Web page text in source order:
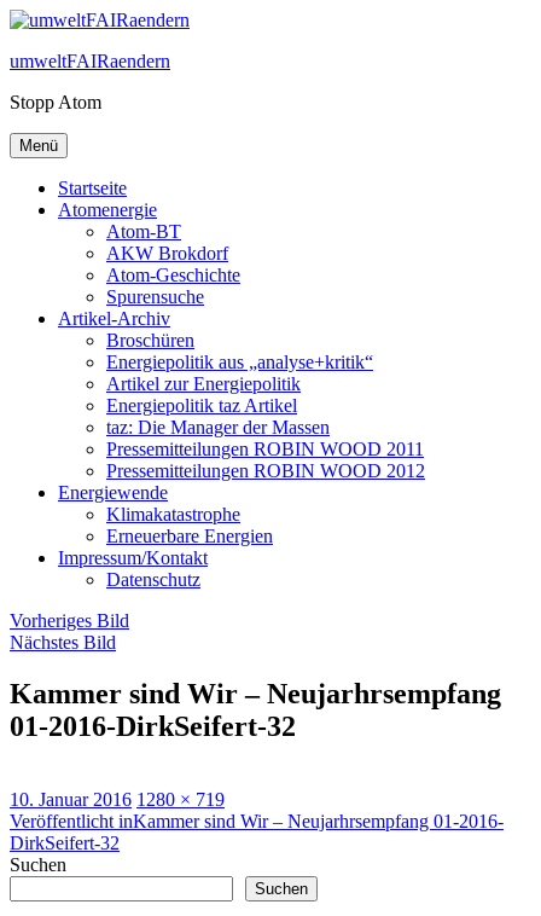
Zum
springen
umweltFAIRaendern
Stopp Atom
Menü
Startseite
Atomenergie
Atom-BT
AKW Brokdorf
Atom-Geschichte
Spurensuche
Artikel-Archiv
Broschüren
Energiepolitik aus „analyse+kritik“
Artikel zur Energiepolitik
Energiepolitik taz Artikel
taz: Die Manager der Massen
Pressemitteilungen ROBIN WOOD 2011
Pressemitteilungen ROBIN WOOD 2012
Energiewende
Klimakatastrophe
Erneuerbare Energien
Impressum/Kontakt
Datenschutz
Vorheriges Bild
Nächstes Bild
Kammer sind Wir – Neujarhrsempfang
01-2016-DirkSeifert-32
Veröffentlicht
am
10. Januar 2016 Originalgröße
1280 × 719
Beitragsnavigation
Veröffentlicht inKammer sind Wir – Neujarhrsempfang 01-2016-
DirkSeifert-32
Suchen
Suchen